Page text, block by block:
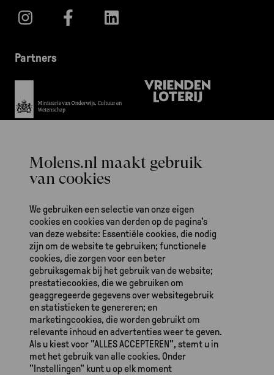
We gebruiken een selectie van onze eigen
cookies en cookies van derden op de pagina's
van deze website: Essentiële cookies, die nodig
zijn om de website te gebruiken; functionele
cookies, die zorgen voor een beter
gebruiksgemak bij het gebruik van de website;
prestatiecookies, die we gebruiken om
geaggregeerde gegevens over websitegebruik
en statistieken te genereren; en
marketingcookies, die worden gebruikt om
relevante inhoud en advertenties weer te geven.
Als u kiest voor "ALLES ACCEPTEREN", stemt u in
met het gebruik van alle cookies. Onder
"Instellingen" kunt u op elk moment
Partners
bijdragen van fondsen en particulieren.
De Hollandsche Molen
Zeeburgerdijk 139
1095 AA Amsterdam
(020) 623 87 03
dhm@molens.nl